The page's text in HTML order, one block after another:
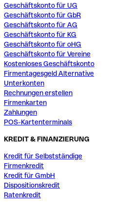
Geschäftskonto für UG
Geschäftskonto für GbR
Geschäftskonto für AG
Geschäftskonto für KG
Geschäftskonto für oHG
Geschäftskonto für Vereine
Kostenloses Geschäftskonto
Firmentagesgeld Alternative
Unterkonten
Rechnungen erstellen
Firmenkarten
Zahlungen
POS-Kartenterminals
KREDIT & FINANZIERUNG
Kredit für Selbstständige
Firmenkredit
Kredit für GmbH
Dispositionskredit
Ratenkredit